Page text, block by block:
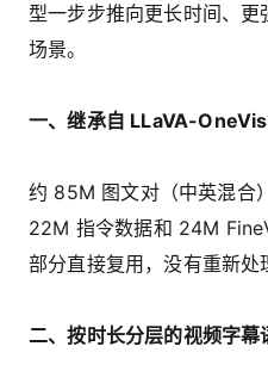
型一步步推向更长时间、
场景。
一、继承自 LLaVA-
约 85M 图文对（中英混合
22M 指令数据和 24M
部分直接复用，没有重新处
二、按时长分层的视频字幕